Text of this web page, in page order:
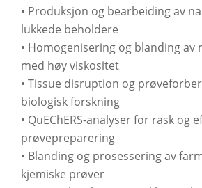
• Produksjon og bearbeiding av
lukkede beholdere
• Homogenisering og blanding av
med høy viskositet
• Tissue disruption og
biologisk forskning
• QuEChERS-analyser for rask og
prøvepreparering
• Blanding og prosessering av
kjemiske prøver